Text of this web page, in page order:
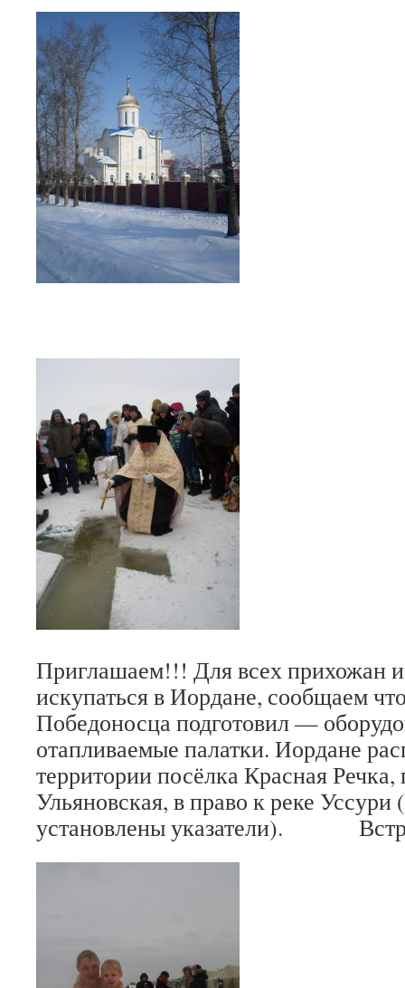
Приглашаем!!! Для всех прихожан
искупаться в Иордане, сообщаем
Победоносца подготовил —
отапливаемые палатки. Иордане
территории посёлка Красная
Ульяновская, в право к реке Уссури
установлены указатели).